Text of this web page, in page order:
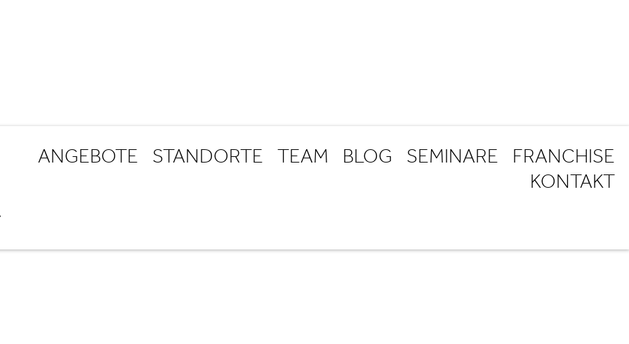
ANGEBOTE STANDORTE TEAM BLOG SEMINARE
FRANCHISE
KONTAKT